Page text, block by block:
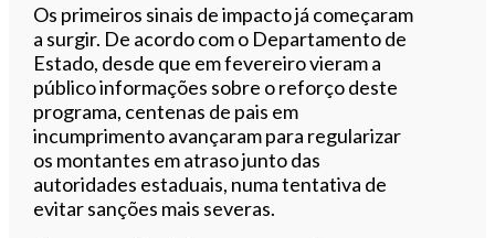
Os primeiros sinais de impacto já começaram
a surgir. De acordo com o Departamento de
Estado, desde que em fevereiro vieram a
público informações sobre o reforço deste
programa, centenas de pais em
incumprimento avançaram para regularizar
os montantes em atraso junto das
autoridades estaduais, numa tentativa de
evitar sanções mais severas.